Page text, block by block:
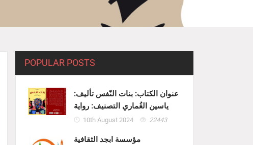
POPULAR POSTS
عنوان الكتاب: بنات النّفس تأليف:
ياسين الغُماري التصنيف: رواية
10th August 2024 22443
مؤسسة ابجد الثقافية